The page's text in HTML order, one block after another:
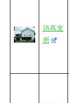
須高支
所